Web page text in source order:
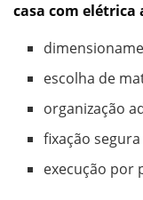
casa com elétrica
escolha de
organização
fixação
execução por